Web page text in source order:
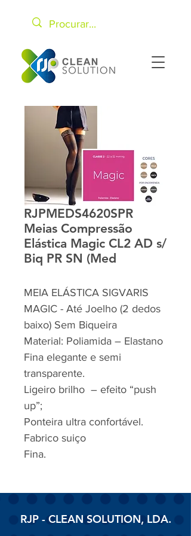
RJPMEDS4620SPR
Meias Compressão
Elástica Magic CL2 AD s/
Biq PR SN (Med
MEIA ELÁSTICA SIGVARIS
MAGIC - Até Joelho (2 dedos
baixo) Sem Biqueira
Material: Poliamida – Elastano
Fina elegante e semi
transparente.
Ligeiro brilho – efeito “push
up”;
Ponteira ultra confortável.
Fabrico suiço
Fina.
RJP - CLEAN SOLUTION, LDA.